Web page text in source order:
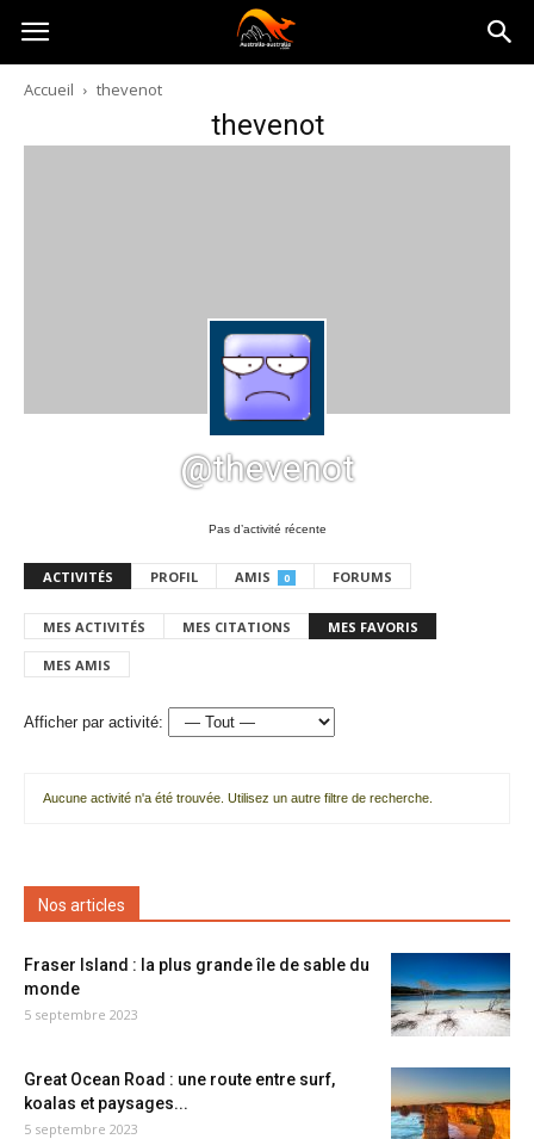
Australia-
australie.com
Accueil thevenot
thevenot
@thevenot
Pas d’activité récente
ACTIVITÉS PROFIL AMIS 0 FORUMS
MES ACTIVITÉS MES CITATIONS MES FAVORIS
MES AMIS
Afficher par activité:
Aucune activité n'a été trouvée. Utilisez un autre filtre de recherche.
Nos articles
Fraser Island : la plus grande île de sable du
monde
5 septembre 2023
Great Ocean Road : une route entre surf,
koalas et paysages...
5 septembre 2023